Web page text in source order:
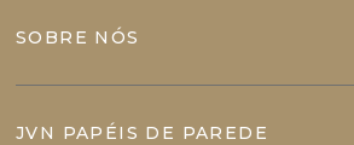
SOBRE NÓS
JVN PAPÉIS DE PAREDE